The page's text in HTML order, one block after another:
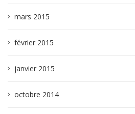
mars 2015
février 2015
janvier 2015
octobre 2014